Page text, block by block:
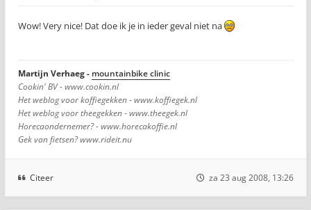
Wow! Very nice! Dat doe ik je in ieder geval niet na
Martijn Verhaeg - mountainbike clinic
Cookin' BV - www.cookin.nl
Het weblog voor koffiegekken - www.koffiegek.nl
Het weblog voor theegekken - www.theegek.nl
Horecaondernemer? - www.horecakoffie.nl
Gek van fietsen? www.rideit.nu
Citeer za 23 aug 2008, 13:26